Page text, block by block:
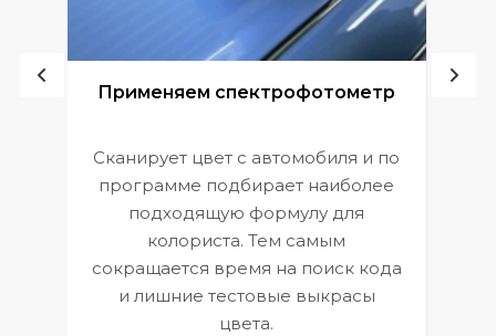
Применяем спектрофотометр
Сканирует цвет с автомобиля и по
программе подбирает наиболее
подходящую формулу для
колориста. Тем самым
сокращается время на поиск кода
и лишние тестовые выкрасы
цвета.